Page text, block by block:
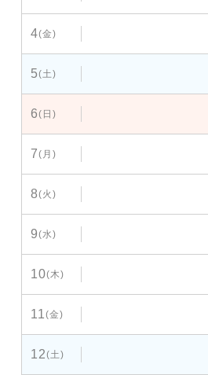
4(金)
5(土)
6(日)
7(月)
8(火)
9(水)
10(木)
11(金)
12(土)